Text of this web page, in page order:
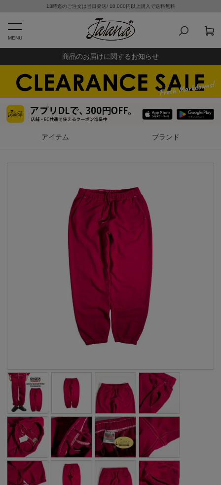
13時迄のご注文は当日発送/ 10,000円以上購入で送料無料
MENU
商品のお届けに関するお知らせ
アイテム ブランド